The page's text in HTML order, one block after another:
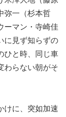
弥一（杉本哲
ーマン・寺崎佳
に見ず知らずの
ひと時、同じ車
わらない朝がそ
けに、突如加速